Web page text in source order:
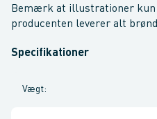
Bemærk at illustrationer kun
producenten leverer alt
Specifikationer
Vægt: